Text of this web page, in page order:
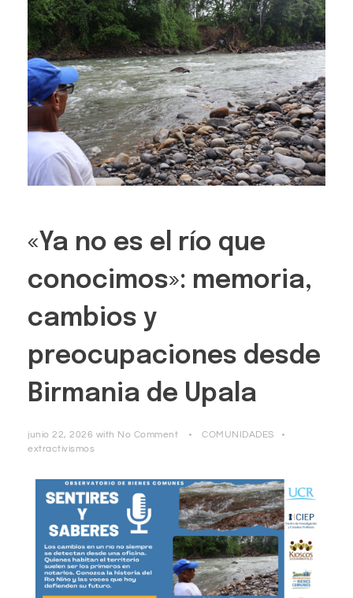
«Ya no es el río que
conocimos»: memoria,
cambios y
preocupaciones desde
Birmania de Upala
junio 22, 2026 with No Comment
COMUNIDADES
extractivismos